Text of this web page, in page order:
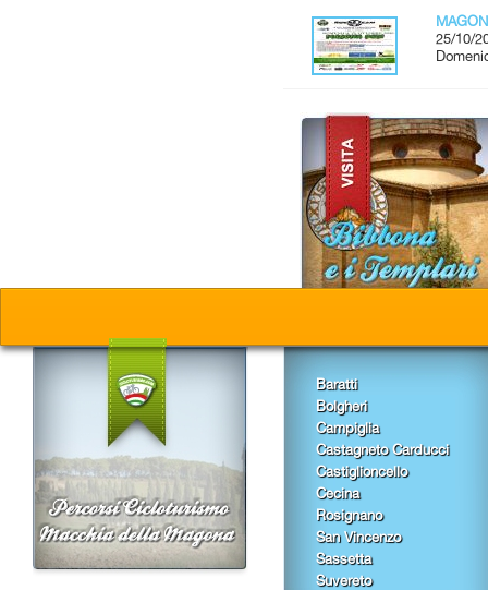
25/10/
Baratti
Bolgheri
Campiglia
Castagneto Carducci
Castiglioncello
Cecina
Rosignano
San Vincenzo
Sassetta
Suvereto